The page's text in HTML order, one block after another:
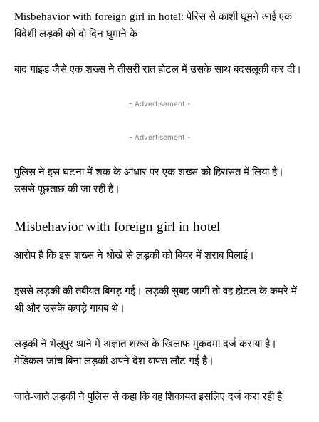
Misbehavior with foreign girl in hotel: पेरिस से काशी घूमने आई एक
विदेशी लड़की को दो दिन घुमाने के
बाद गाइड जैसे एक शख्‍स ने तीसरी रात होटल में उसके साथ बदसलूकी कर दी।
- Advertisement -
- Advertisement -
पुलिस ने इस घटना में शक के आधार पर एक शख्‍स को हिरासत में लिया है।
उससे पूछताछ की जा रही है।
Misbehavior with foreign girl in hotel
आरोप है कि इस शख्‍स ने धोखे से लड़की को बियर में शराब पिलाई।
इससे लड़की की तबीयत बिगड़ गई। लड़की सुबह जागी तो वह होटल के कमरे में
थी और उसके कपड़े गायब थे।
लड़की ने भेलूपुर थाने में अज्ञात शख्‍स के खिलाफ मुकदमा दर्ज कराया है।
मेडिकल जांच बिना लड़की अपने देश वापस लौट गई है।
जाते-जाते लड़की ने पुलिस से कहा कि वह शिकायत इसलिए दर्ज करा रही है